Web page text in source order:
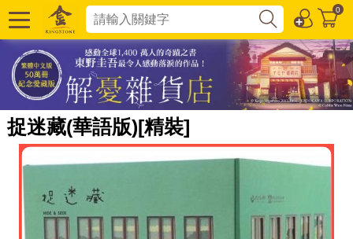
0
捉迷藏(華語版)[精裝]